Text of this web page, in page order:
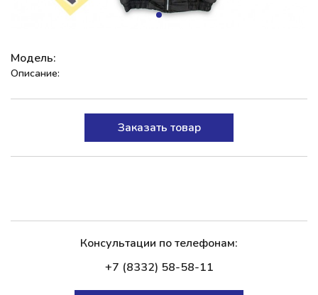
Модель:
Описание:
Заказать товар
Консультации по телефонам:
+7 (8332) 58-58-11